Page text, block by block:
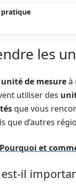
les
unité de mesureà
utiliser des
que vous
que d’autres
Pourquoi et
il